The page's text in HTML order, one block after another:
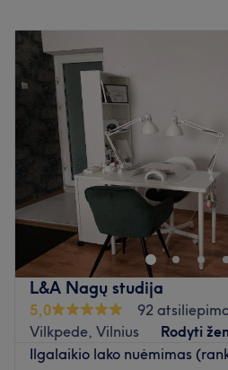
Antradienis
Trečiadienis
Ketvirtadienis
Penktadienis
Šeštadienis
Sekmadienis
Mūsų grožio studija duris atvėrė
estetikai, stiliui ir kiekvieno
pat pirmos dienos siekiame,
peržengęs mūsų studijos
laukiamas ir
nuoširdžiu atsidavimu,
todėl galite būti visiškai ramūs –
rankose. Kiekvienam klientui
stengiamės išgirsti Jūsų norus,
L&A Nagų studija
5,0
92
Vilkpede, Vilnius
Rodyti
Ilgalaikio lako nuėmimas